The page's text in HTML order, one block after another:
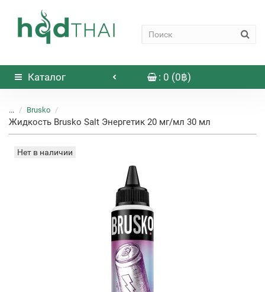
Каталог : 0 (0฿)
... Brusko
Жидкость Brusko Salt Энергетик 20 мг/мл 30 мл
Нет в наличии